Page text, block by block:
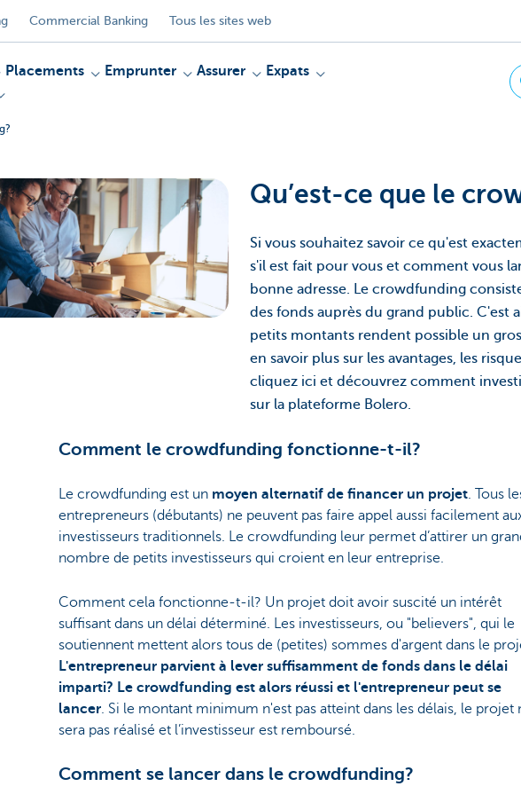
Commercial Banking Tous les sites web
Placements Emprunter Assurer
Expats
Qu’est-ce que le
Si vous souhaitez savoir ce qu'est
s'il est fait pour vous et comment vous
bonne adresse. Le crowdfunding
des fonds auprès du grand public. C'est
petits montants rendent possible un
en savoir plus sur les avantages, les
cliquez ici et découvrez comment
sur la plateforme Bolero.
Comment le crowdfunding fonctionne-t-il?
Le crowdfunding est un moyen alternatif de financer un projet. Tous
entrepreneurs (débutants) ne peuvent pas faire appel aussi facilement
investisseurs traditionnels. Le crowdfunding leur permet d’attirer un
nombre de petits investisseurs qui croient en leur entreprise.
Comment cela fonctionne-t-il? Un projet doit avoir suscité un intérêt
suffisant dans un délai déterminé. Les investisseurs, ou "believers", qui le
soutiennent mettent alors tous de (petites) sommes d'argent dans le
L'entrepreneur parvient à lever suffisamment de fonds dans le délai
imparti? Le crowdfunding est alors réussi et l'entrepreneur peut se
lancer. Si le montant minimum n'est pas atteint dans les délais, le projet
sera pas réalisé et l’investisseur est remboursé.
Comment se lancer dans le crowdfunding?